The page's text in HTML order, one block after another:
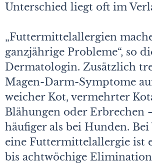
Unterschied liegt oft im
„Futtermittelallergien
ganzjährige Probleme“, so
Dermatologin. Zusätzlich
Magen-Darm-Symptome
weicher Kot, vermehrter
Blähungen oder Erbrechen
häufiger als bei Hunden.
eine Futtermittelallergie ist
bis achtwöchige